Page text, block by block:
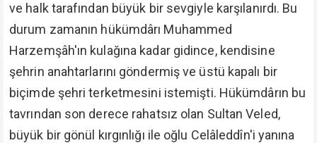
ve halk tarafından büyük bir sevgiyle karşılanırdı. Bu
durum zamanın hükümdârı Muhammed
Harzemşâh'ın kulağına kadar gidince, kendisine
şehrin anahtarlarını göndermiş ve üstü kapalı bir
biçimde şehri terketmesini istemişti. Hükümdârın bu
tavrından son derece rahatsız olan Sultan Veled,
büyük bir gönül kırgınlığı ile oğlu Celâleddîn'i yanına